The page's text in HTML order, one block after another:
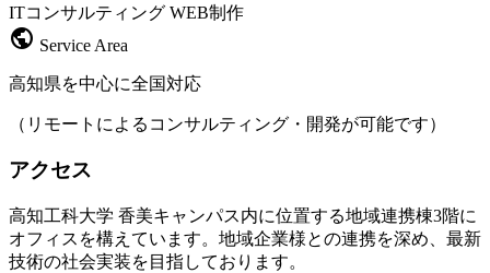
ITコンサルティング WEB制作
public Service Area
高知県を中心に全国対応
（リモートによるコンサルティング・開発が可能です）
アクセス
高知工科大学 香美キャンパス内に位置する地域連携棟3階に
オフィスを構えています。地域企業様との連携を深め、最新
技術の社会実装を目指しております。